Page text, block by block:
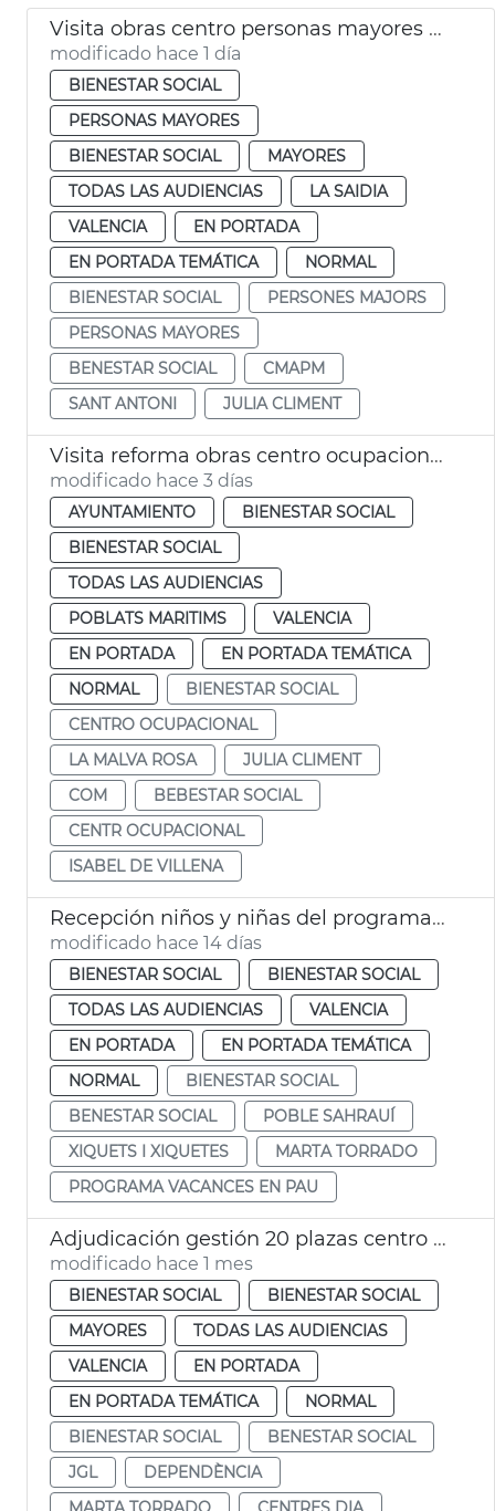
Visita obras centro personas mayores Sant Antoni València
modificado hace 1 día
BIENESTAR SOCIAL
PERSONAS MAYORES
BIENESTAR SOCIAL
MAYORES
TODAS LAS AUDIENCIAS
LA SAIDIA
VALENCIA
EN PORTADA
EN PORTADA TEMÁTICA
NORMAL
BIENESTAR SOCIAL
PERSONES MAJORS
PERSONAS MAYORES
BENESTAR SOCIAL
CMAPM
SANT ANTONI
JULIA CLIMENT
Visita reforma obras centro ocupacional Isabel de Villena
modificado hace 3 días
AYUNTAMIENTO
BIENESTAR SOCIAL
BIENESTAR SOCIAL
TODAS LAS AUDIENCIAS
POBLATS MARITIMS
VALENCIA
EN PORTADA
EN PORTADA TEMÁTICA
NORMAL
BIENESTAR SOCIAL
CENTRO OCUPACIONAL
LA MALVA ROSA
JULIA CLIMENT
COM
BEBESTAR SOCIAL
CENTR OCUPACIONAL
ISABEL DE VILLENA
Recepción niños y niñas del programa Vacances en Pau
modificado hace 14 días
BIENESTAR SOCIAL
BIENESTAR SOCIAL
TODAS LAS AUDIENCIAS
VALENCIA
EN PORTADA
EN PORTADA TEMÁTICA
NORMAL
BIENESTAR SOCIAL
BENESTAR SOCIAL
POBLE SAHRAUÍ
XIQUETS I XIQUETES
MARTA TORRADO
PROGRAMA VACANCES EN PAU
Adjudicación gestión 20 plazas centro día privados València
modificado hace 1 mes
BIENESTAR SOCIAL
BIENESTAR SOCIAL
MAYORES
TODAS LAS AUDIENCIAS
VALENCIA
EN PORTADA
EN PORTADA TEMÁTICA
NORMAL
BIENESTAR SOCIAL
BENESTAR SOCIAL
JGL
DEPENDÈNCIA